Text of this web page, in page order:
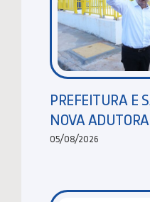
PREFEITURA E
NOVA
05/08/2026